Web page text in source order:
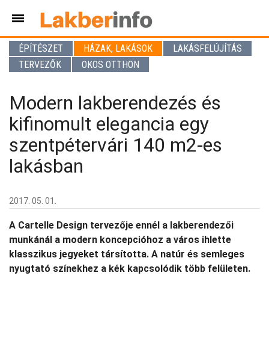
ÉPÍTÉSZET HÁZAK, LAKÁSOK
LAKÁSFELÚJÍTÁS
TERVEZŐK
OKOS OTTHON
Modern lakberendezés és
kifinomult elegancia egy
szentpétervári 140 m2-es
lakásban
2017. 05. 01.
A Cartelle Design tervezője ennél a lakberendezői
munkánál a modern koncepcióhoz a város ihlette
klasszikus jegyeket társította. A natúr és semleges
nyugtató színekhez a kék kapcsolódik több felületen.